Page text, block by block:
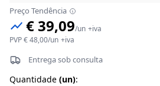
Preço Tendência
€ 39,09/un +iva
PVP€ 48,00/un +iva
Entrega sob consulta
Quantidade (un):